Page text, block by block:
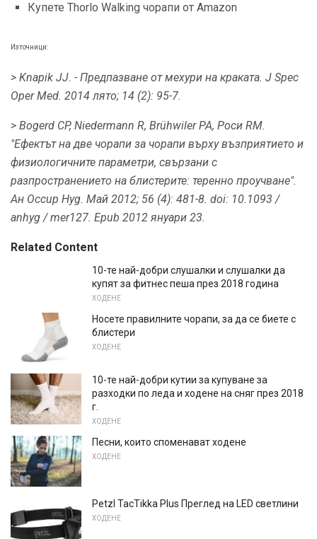
Купете Thorlo Walking чорапи от Amazon
Източници:
> Knapik JJ. - Предпазване от мехури на краката. J Spec
Oper Med. 2014 лято; 14 (2): 95-7.
> Bogerd CP, Niedermann R, Brühwiler PA, Роси RM.
"Ефектът на две чорапи за чорапи върху възприятието и
физиологичните параметри, свързани с
разпространението на блистерите: теренно проучване".
Ан Occup Hyg. Май 2012; 56 (4): 481-8. doi: 10.1093 /
anhyg / mer127. Epub 2012 януари 23.
Related Content
10-те най-добри слушалки и слушалки да
купят за фитнес пеша през 2018 година
ХОДЕНЕ
Носете правилните чорапи, за да се биете с
блистери
ХОДЕНЕ
10-те най-добри кутии за купуване за
разходки по леда и ходене на сняг през 2018
г.
ХОДЕНЕ
Песни, които споменават ходене
ХОДЕНЕ
Petzl TacTikka Plus Преглед на LED светлини
ХОДЕНЕ